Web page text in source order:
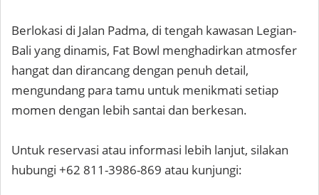
Berlokasi di Jalan Padma, di tengah kawasan Legian-
Bali yang dinamis, Fat Bowl menghadirkan atmosfer
hangat dan dirancang dengan penuh detail,
mengundang para tamu untuk menikmati setiap
momen dengan lebih santai dan berkesan.
Untuk reservasi atau informasi lebih lanjut, silakan
hubungi +62 811-3986-869 atau kunjungi: